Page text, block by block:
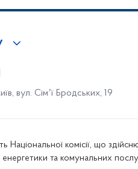
вул. Сімʼї Бродських, 19
Національної комісії, що
та комунальних